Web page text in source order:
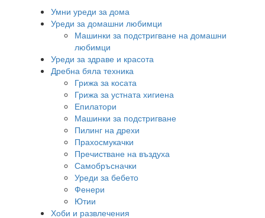
Умни уреди за дома
Уреди за домашни любимци
Машинки за подстригване на домашни
любимци
Уреди за здраве и красота
Дребна бяла техника
Грижа за косата
Грижа за устната хигиена
Епилатори
Машинки за подстригване
Пилинг на дрехи
Прахосмукачки
Пречистване на въздуха
Самобръсначки
Уреди за бебето
Фенери
Ютии
Хоби и развлечения